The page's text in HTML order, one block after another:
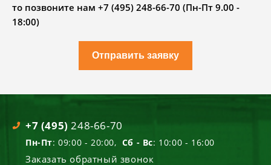
то позвоните нам +7 (495) 248-66-70 (Пн-Пт 9.00 -
18:00)
Отправить заявку
+7 (495) 248-66-70
Пн-Пт: 09:00 - 20:00, Сб - Вс: 10:00 - 16:00
Заказать обратный звонок